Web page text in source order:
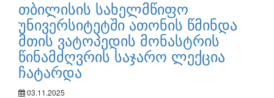
თბილისის სახელმწიფო
უნივერსიტეტში ათონის წმინდა
მთის ვატოპედის მონასტრის
წინამძღვრის საჯარო ლექცია
ჩატარდა
03.11.2025